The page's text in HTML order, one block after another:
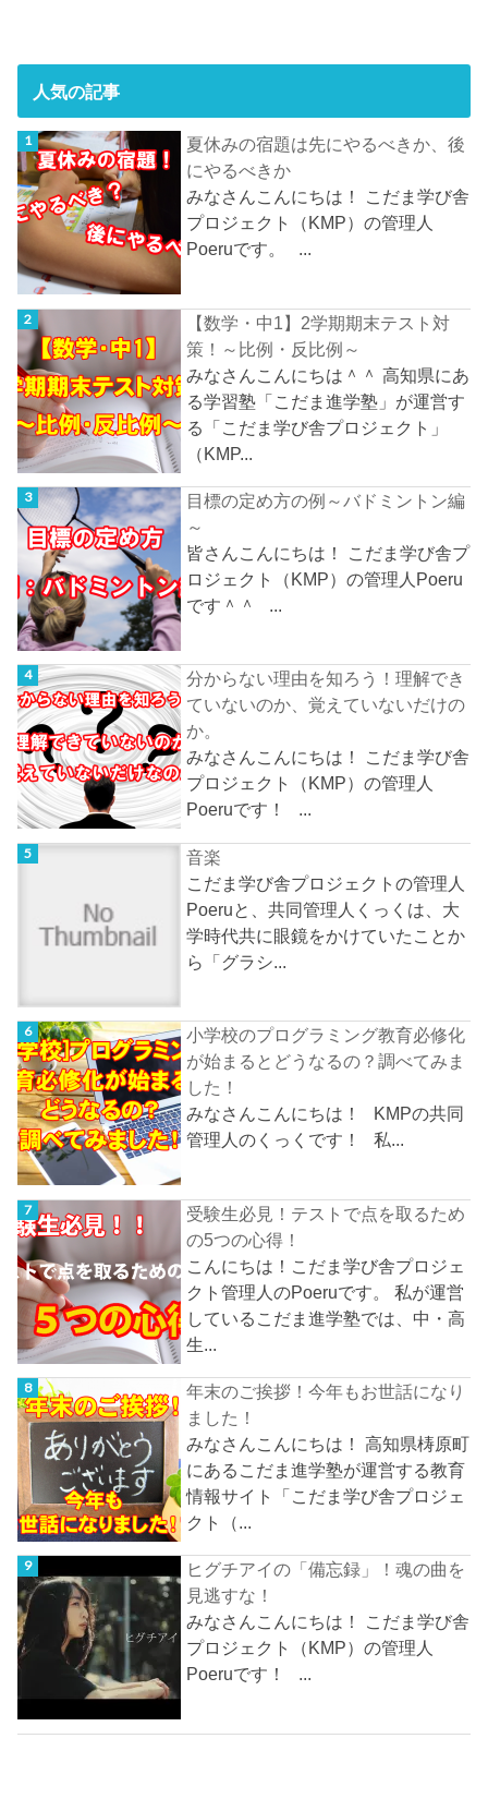
人気の記事
夏休みの宿題は先にやるべきか、後
にやるべきか
みなさんこんにちは！ こだま学び舎
プロジェクト（KMP）の管理人
Poeruです。 ...
【数学・中1】2学期期末テスト対
策！～比例・反比例～
みなさんこんにちは＾＾ 高知県にあ
る学習塾「こだま進学塾」が運営す
る「こだま学び舎プロジェクト」
（KMP...
目標の定め方の例～バドミントン編
～
皆さんこんにちは！ こだま学び舎プ
ロジェクト（KMP）の管理人Poeru
です＾＾ ...
分からない理由を知ろう！理解でき
ていないのか、覚えていないだけの
か。
みなさんこんにちは！ こだま学び舎
プロジェクト（KMP）の管理人
Poeruです！ ...
音楽
こだま学び舎プロジェクトの管理人
Poeruと、共同管理人くっくは、大
学時代共に眼鏡をかけていたことか
ら「グラシ...
小学校のプログラミング教育必修化
が始まるとどうなるの？調べてみま
した！
みなさんこんにちは！ KMPの共同
管理人のくっくです！ 私...
受験生必見！テストで点を取るため
の5つの心得！
こんにちは！こだま学び舎プロジェ
クト管理人のPoeruです。 私が運営
しているこだま進学塾では、中・高
生...
年末のご挨拶！今年もお世話になり
ました！
みなさんこんにちは！ 高知県梼原町
にあるこだま進学塾が運営する教育
情報サイト「こだま学び舎プロジェ
クト（...
ヒグチアイの「備忘録」！魂の曲を
見逃すな！
みなさんこんにちは！ こだま学び舎
プロジェクト（KMP）の管理人
Poeruです！ ...